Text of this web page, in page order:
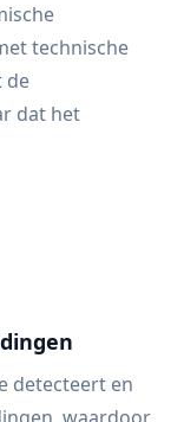
technische
de
dat het
detecteert en